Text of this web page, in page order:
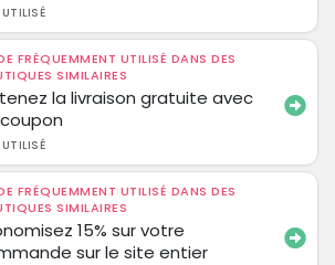
FRÉQUEMMENT UTILISÉ DANS DES
SIMILAIRES
la livraison gratuite avec
FRÉQUEMMENT UTILISÉ DANS DES
SIMILAIRES
15% sur votre
sur le site entier